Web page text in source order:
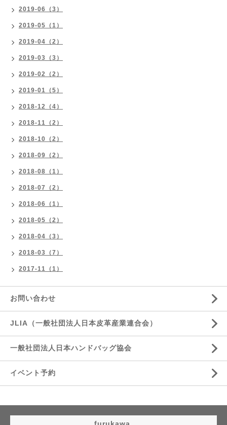
2019-06（3）
2019-05（1）
2019-04（2）
2019-03（3）
2019-02（2）
2019-01（5）
2018-12（4）
2018-11（2）
2018-10（2）
2018-09（2）
2018-08（1）
2018-07（2）
2018-06（1）
2018-05（2）
2018-04（3）
2018-03（7）
2017-11（1）
お問い合わせ
JLIA（一般社団法人日本皮革産業連合会）
一般社団法人日本ハンドバッグ協会
イベント予約